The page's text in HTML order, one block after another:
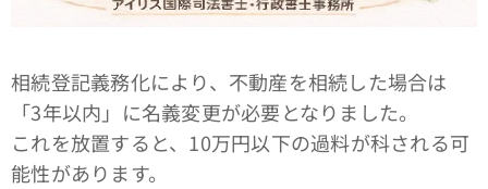
相続登記義務化により、不動産を相続した場合は
「3年以内」に名義変更が必要となりました。
これを放置すると、10万円以下の過料が科される可
能性があります。